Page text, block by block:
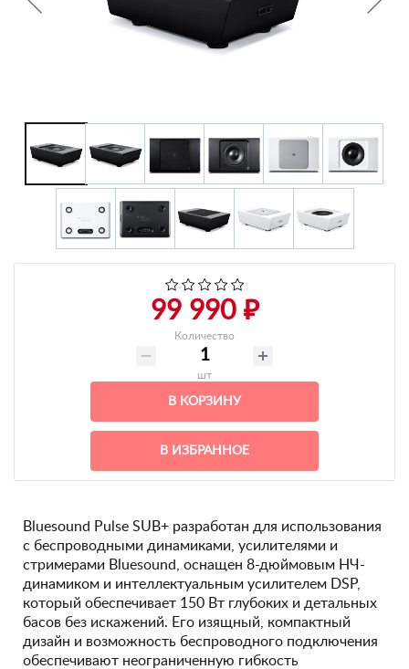
+7 495-951-3646
Ежедневно 10:00-20:00
99 990 ₽
Количество
шт
В КОРЗИНУ
В ИЗБРАННОЕ
Bluesound Pulse SUB+ разработан для использования
с беспроводными динамиками, усилителями и
стримерами Bluesound, оснащен 8-дюймовым НЧ-
динамиком и интеллектуальным усилителем DSP,
который обеспечивает 150 Вт глубоких и детальных
басов без искажений. Его изящный, компактный
дизайн и возможность беспроводного подключения
обеспечивают неограниченную гибкость